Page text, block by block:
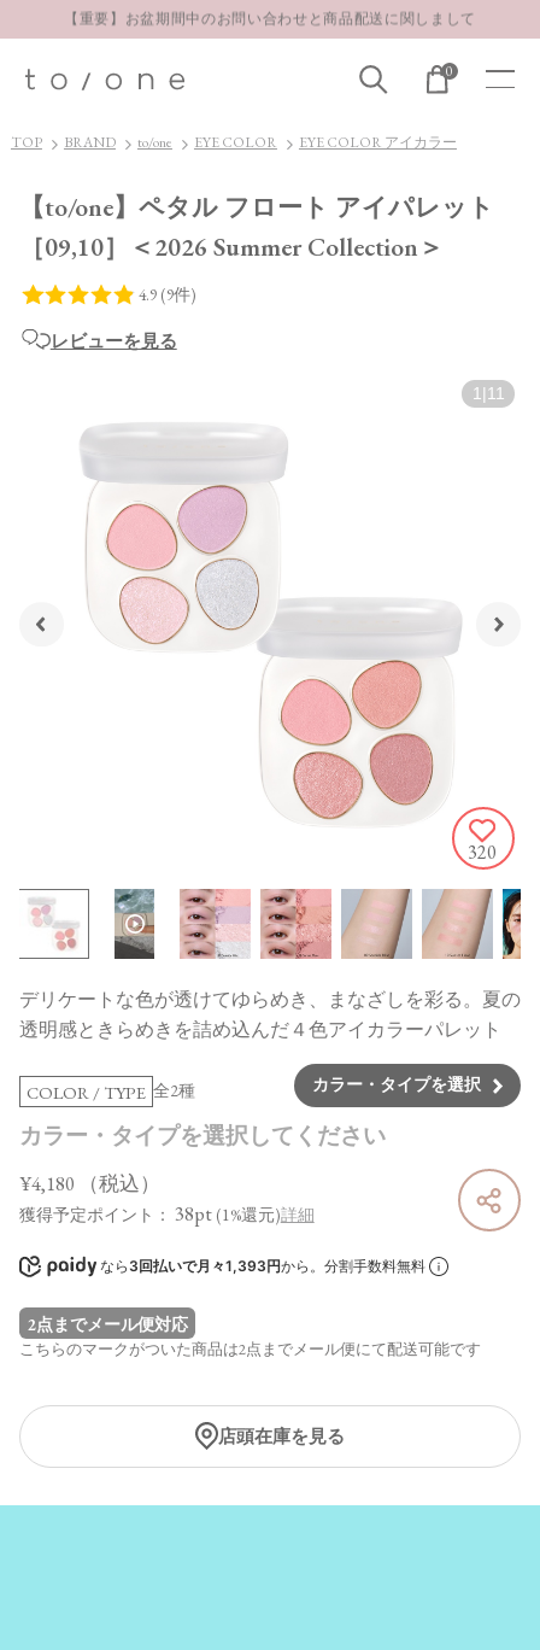
お得な定期購入コースはこちら
LINE お友達登録 500円OFFクーポンプレゼント
お得な定期購入コースはこちら
0
TOP BRAND to/one EYE COLOR EYE COLOR アイカラー
【to/one】ペタル フロート アイパレット
［09,10］＜2026 Summer Collection＞
レビューを見る
1 | 11
320
デリケートな色が透けてゆらめき、まなざしを彩る。夏の
透明感ときらめきを詰め込んだ４色アイカラーパレット
COLOR / TYPE 全2種 カラー・タイプを選択
カラー・タイプを選択してください
¥4,180 （税込）
獲得予定ポイント： 38pt (1%還元)詳細
なら 3回払いで月々1,393円から。分割手数料無料
2点までメール便対応
こちらのマークがついた商品は2点までメール便にて配送可能です
店頭在庫を見る